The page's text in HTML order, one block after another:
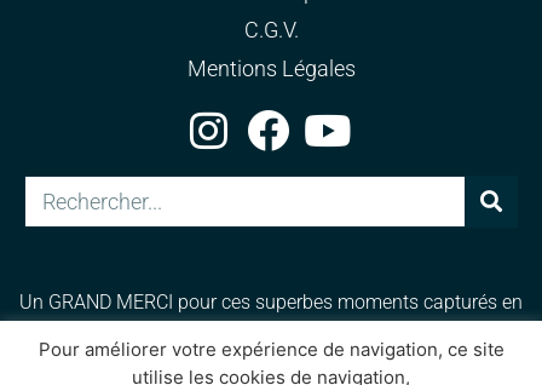
C.G.V.
Mentions Légales
Un GRAND MERCI pour ces superbes moments capturés en
et de magie. Merci pour votre talent et passion :BKTFilms
Pour améliorer votre expérience de navigation, ce site
utilise les cookies de navigation,